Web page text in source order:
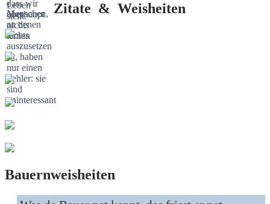
Zitate & Weisheiten
Bauernweisheiten